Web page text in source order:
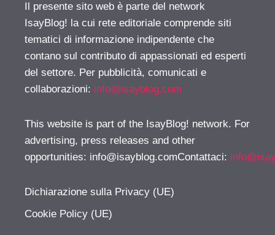
Il presente sito web è parte del network
IsayBlog! la cui rete editoriale comprende siti
tematici di informazione indipendente che
contano sul contributo di appassionati ed esperti
del settore. Per pubblicità, comunicati e
collaborazioni: info@isayblog.com
This website is part of the IsayBlog! network. For
advertising, press releases and other
opportunities: info@isayblog.comContattaci:
Dichiarazione sulla Privacy (UE)
Cookie Policy (UE)